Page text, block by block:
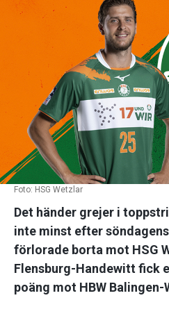
Foto: HSG Wetzlar
Det händer grejer i
inte minst efter
förlorade borta mot HSG
Flensburg-Handewitt fick
poäng mot HBW